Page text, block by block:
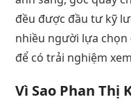
đều được đầu tư kỹ
nhiều người lựa chọn
để có trải nghiệm
Vì Sao Phan Thị